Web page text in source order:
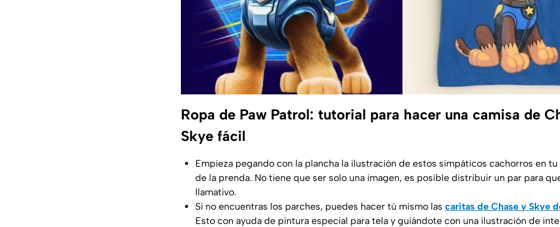
Ropa de Paw Patrol: tutorial para hacer una camisa de
Skye fácil
Empieza pegando con la plancha la ilustración de estos simpáticos cachorros en
de la prenda. No tiene que ser solo una imagen, es posible distribuir un par para
llamativo.
Si no encuentras los parches, puedes hacer tú mismo las caritas de Chase y Skye
Esto con ayuda de pintura especial para tela y guiándote con una ilustración de